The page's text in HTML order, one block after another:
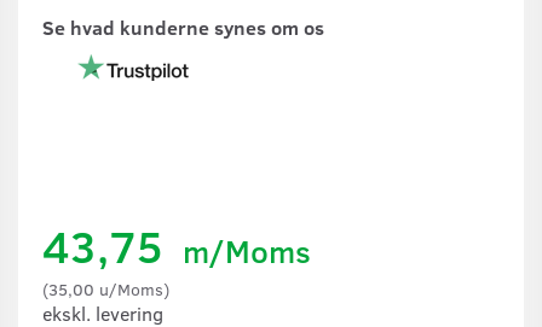
Se hvad kunderne synes om os
43,75 m/Moms
(35,00 u/Moms)
ekskl. levering